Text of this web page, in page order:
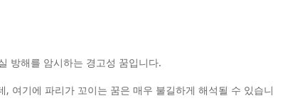
방해를 암시하는 경고성 꿈입니다.
, 여기에 파리가 꼬이는 꿈은 매우 불길하게 해석될 수 있습니